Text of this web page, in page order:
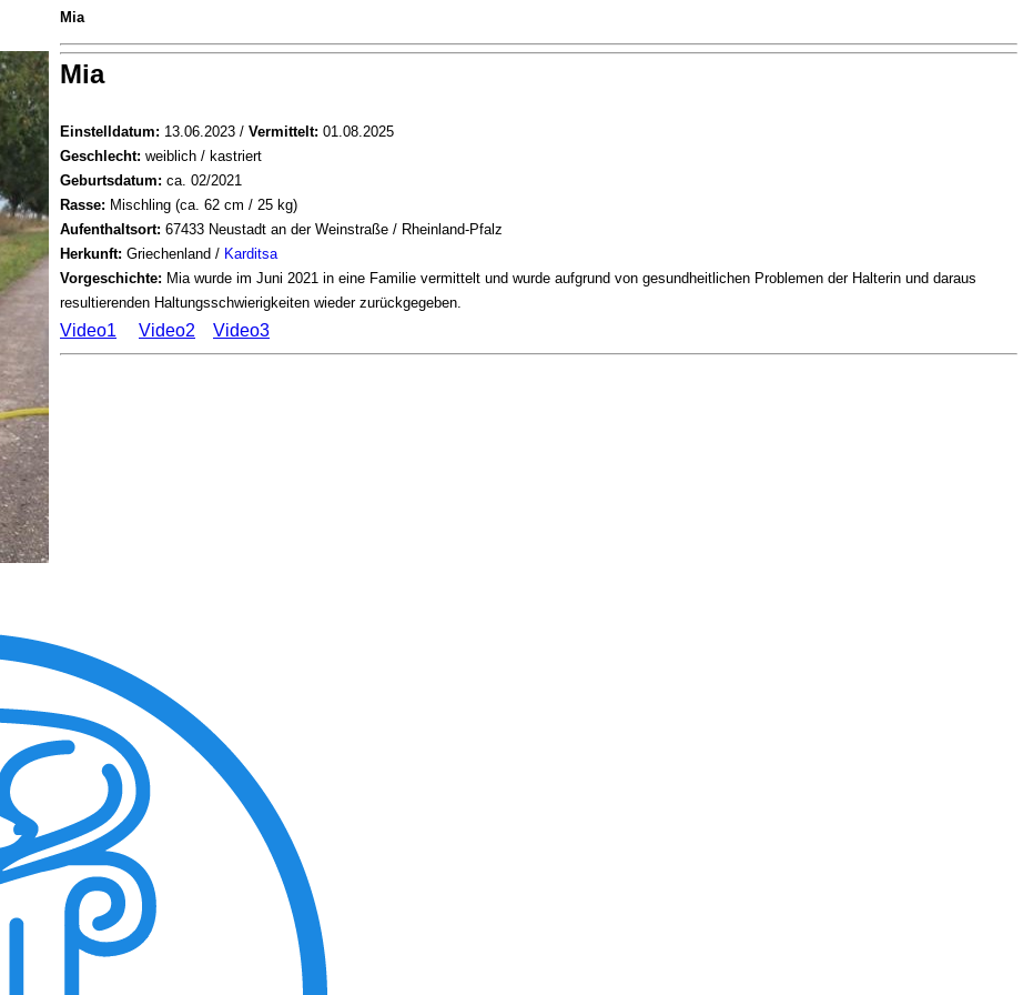
Mia
Mia
Einstelldatum: 13.06.2023 / Vermittelt: 01.08.2025
Geschlecht: weiblich / kastriert
Geburtsdatum: ca. 02/2021
Rasse: Mischling (ca. 62 cm / 25 kg)
Aufenthaltsort: 67433 Neustadt an der Weinstraße / Rheinland-Pfalz
Herkunft: Griechenland / Karditsa
Vorgeschichte: Mia wurde im Juni 2021 in eine Familie vermittelt und wurde aufgrund von gesundheitlichen Problemen der Halterin und daraus
resultierenden Haltungsschwierigkeiten wieder zurückgegeben.
Video1 Video2 Video3